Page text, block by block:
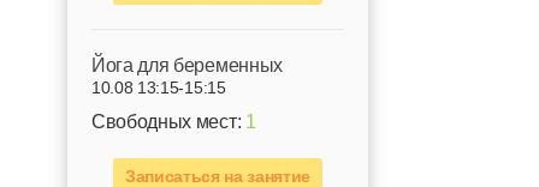
Йога для беременных
10.08 13:15-15:15
Свободных мест: 1
Записаться на занятие